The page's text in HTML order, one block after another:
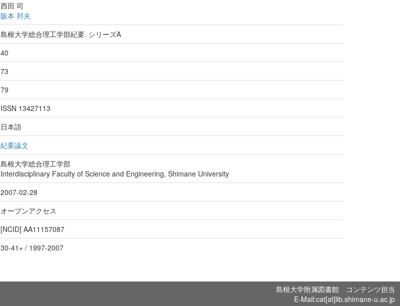
西田 司
阪本 邦夫
島根大学総合理工学部紀要. シリーズA
40
73
79
ISSN 13427113
日本語
紀要論文
島根大学総合理工学部
Interdisciplinary Faculty of Science and Engineering, Shimane University
2007-02-28
オープンアクセス
[NCID] AA11157087
30-41+ / 1997-2007
島根大学附属図書館 コンテンツ担当
E-Mail:cat[at]lib.shimane-u.ac.jp